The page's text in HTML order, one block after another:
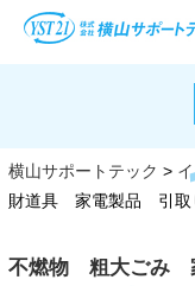
横山サポートテック >
財道具 家電製品 引取
不燃物 粗大ごみ